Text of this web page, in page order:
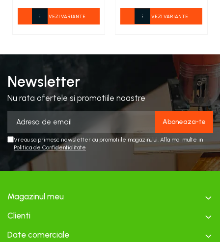
VEZI VARIANTE VEZI VARIANTE
Newsletter
Nu rata ofertele si promotiile noastre
Vreau sa primesc newsletter cu promotiile magazinului. Afla mai multe in
Politica de Confidentialitate
Magazinul meu
Clienti
Date comerciale